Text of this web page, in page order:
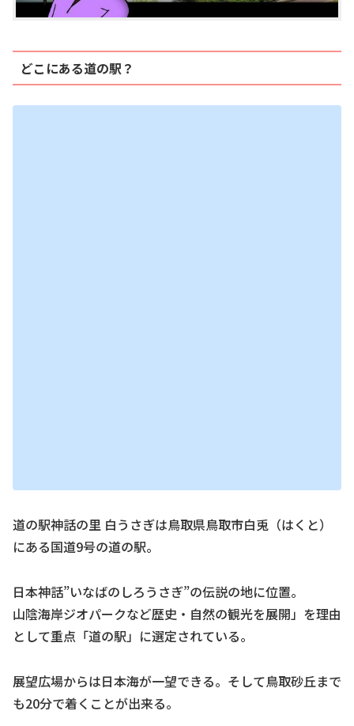
どこにある道の駅？
道の駅神話の里 白うさぎは鳥取県鳥取市白兎（はくと）
にある国道9号の道の駅。
日本神話”いなばのしろうさぎ”の伝説の地に位置。
山陰海岸ジオパークなど歴史・自然の観光を展開」を理由
として重点「道の駅」に選定されている。
展望広場からは日本海が一望できる。そして鳥取砂丘まで
も20分で着くことが出来る。